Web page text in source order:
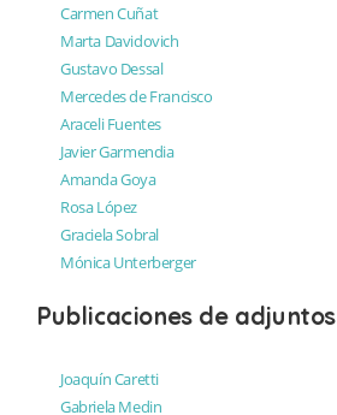
Carmen Cuñat
Marta Davidovich
Gustavo Dessal
Mercedes de Francisco
Araceli Fuentes
Javier Garmendia
Amanda Goya
Rosa López
Graciela Sobral
Mónica Unterberger
Publicaciones de
Joaquín Caretti
Gabriela Medin